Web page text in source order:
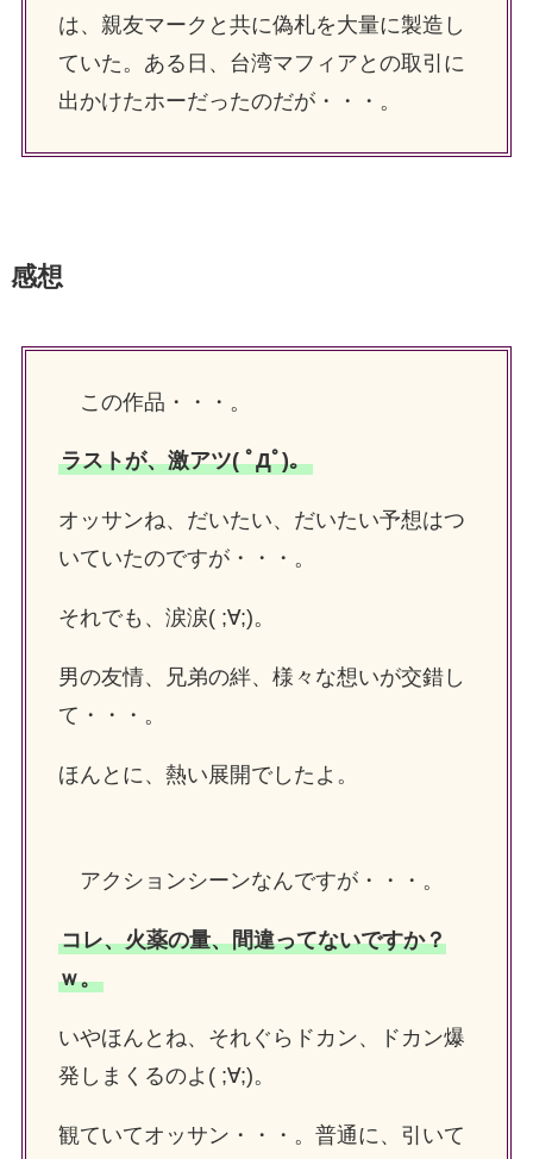
は、親友マークと共に偽札を大量に製造し
ていた。ある日、台湾マフィアとの取引に
出かけたホーだったのだが・・・。
感想
この作品・・・。
ラストが、激アツ( ﾟДﾟ)。
オッサンね、だいたい、だいたい予想はつ
いていたのですが・・・。
それでも、涙涙( ;∀;)。
男の友情、兄弟の絆、様々な想いが交錯し
て・・・。
ほんとに、熱い展開でしたよ。
アクションシーンなんですが・・・。
コレ、火薬の量、間違ってないですか？
ｗ。
いやほんとね、それぐらドカン、ドカン爆
発しまくるのよ( ;∀;)。
観ていてオッサン・・・。普通に、引いて